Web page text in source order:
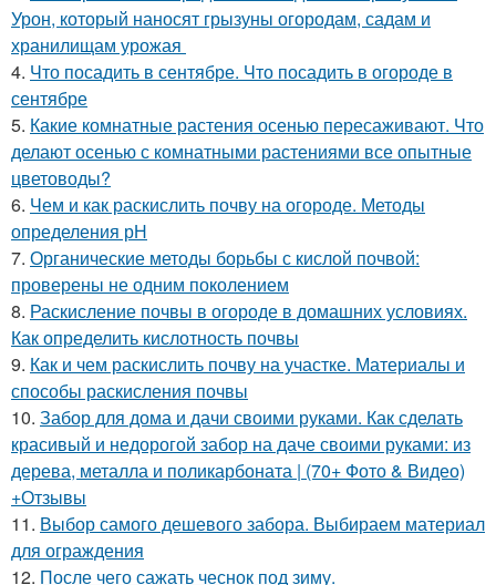
Урон, который наносят грызуны огородам, садам и
хранилищам урожая
4. Что посадить в сентябре. Что посадить в огороде в
сентябре
5. Какие комнатные растения осенью пересаживают. Что
делают осенью с комнатными растениями все опытные
цветоводы?
6. Чем и как раскислить почву на огороде. Методы
определения рН
7. Органические методы борьбы с кислой почвой:
проверены не одним поколением
8. Раскисление почвы в огороде в домашних условиях.
Как определить кислотность почвы
9. Как и чем раскислить почву на участке. Материалы и
способы раскисления почвы
10. Забор для дома и дачи своими руками. Как сделать
красивый и недорогой забор на даче своими руками: из
дерева, металла и поликарбоната | (70+ Фото & Видео)
+Отзывы
11. Выбор самого дешевого забора. Выбираем материал
для ограждения
12. После чего сажать чеснок под зиму.